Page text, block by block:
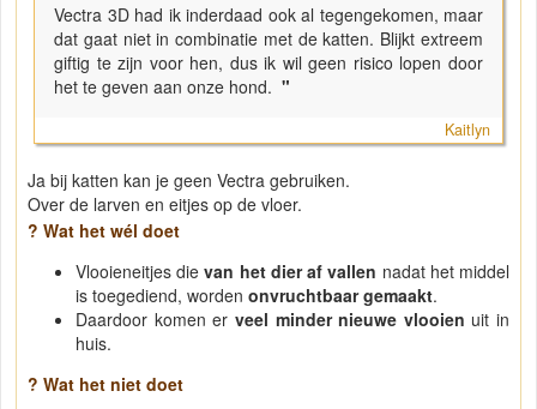
Vectra 3D had ik inderdaad ook al tegengekomen, maar
dat gaat niet in combinatie met de katten. Blijkt extreem
giftig te zijn voor hen, dus ik wil geen risico lopen door
het te geven aan onze hond. "
Kaitlyn
Ja bij katten kan je geen Vectra gebruiken.
Over de larven en eitjes op de vloer.
? Wat het wél doet
Vlooieneitjes dievan het dier af vallen nadat het middel
is toegediend, worden onvruchtbaar gemaakt.
Daardoor komen er veel minder nieuwe vlooien uit in
huis.
? Wat het niet doet